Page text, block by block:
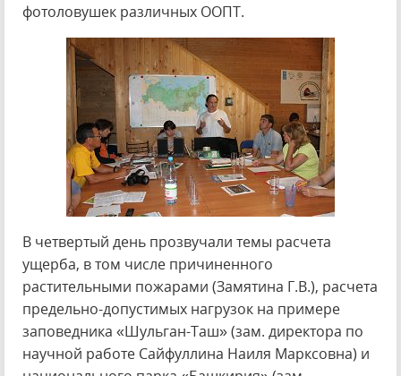
фотоловушек различных ООПТ.
В четвертый день прозвучали темы расчета
ущерба, в том числе причиненного
растительными пожарами (Замятина Г.В.), расчета
предельно-допустимых нагрузок на примере
заповедника «Шульган-Таш» (зам. директора по
научной работе Сайфуллина Наиля Марксовна) и